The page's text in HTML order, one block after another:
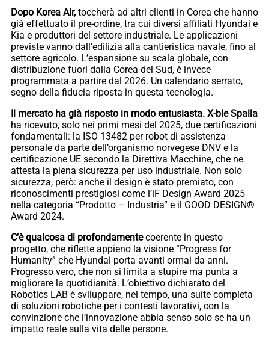
Dopo Korea Air, toccherà ad altri clienti in Corea che hanno
già effettuato il pre-ordine, tra cui diversi affiliati Hyundai e
Kia e produttori del settore industriale. Le applicazioni
previste vanno dall’edilizia alla cantieristica navale, fino al
settore agricolo. L’espansione su scala globale, con
distribuzione fuori dalla Corea del Sud, è invece
programmata a partire dal 2026. Un calendario serrato,
segno della fiducia riposta in questa tecnologia.
Il mercato ha già risposto in modo entusiasta. X-ble Spalla
ha ricevuto, solo nei primi mesi del 2025, due certificazioni
fondamentali: la ISO 13482 per robot di assistenza
personale da parte dell’organismo norvegese DNV e la
certificazione UE secondo la Direttiva Macchine, che ne
attesta la piena sicurezza per uso industriale. Non solo
sicurezza, però: anche il design è stato premiato, con
riconoscimenti prestigiosi come l’iF Design Award 2025
nella categoria “Prodotto – Industria” e il GOOD DESIGN®
Award 2024.
C’è qualcosa di profondamentecoerente in questo
progetto, che riflette appieno la visione “Progress for
Humanity” che Hyundai porta avanti ormai da anni.
Progresso vero, che non si limita a stupire ma punta a
migliorare la quotidianità. L’obiettivo dichiarato del
Robotics LAB è sviluppare, nel tempo, una suite completa
di soluzioni robotiche per i contesti lavorativi, con la
convinzione che l’innovazione abbia senso solo se ha un
impatto reale sulla vita delle persone.